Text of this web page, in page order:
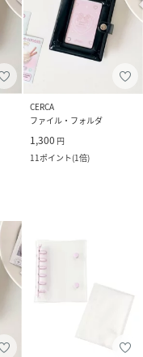
CERCA
ファイル・フォルダ
1,300 円
11ポイント(1倍)